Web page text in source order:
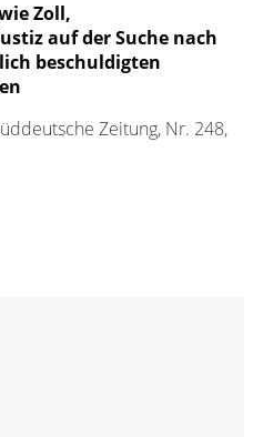
Zoll,
auf der Suche nach
beschuldigten
Zeitung, Nr. 248,